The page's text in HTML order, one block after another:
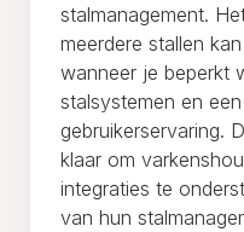
stalmanagement.
meerdere stallen
wanneer je beperkt
stalsystemen en
gebruikerservaring.
klaar om
integraties te
van hun